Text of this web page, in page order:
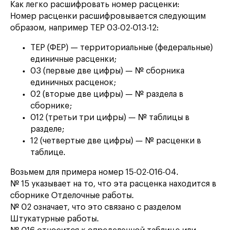
Как легко расшифровать номер расценки:
Номер расценки расшифровывается следующим
образом, например ТЕР 03-02-013-12:
ТЕР (ФЕР) — территориальные (федеральные)
единичные расценки;
03 (первые две цифры) — № сборника
единичных расценок;
02 (вторые две цифры) — № раздела в
сборнике;
012 (третьи три цифры) — № таблицы в
разделе;
12 (четвертые две цифры) — № расценки в
таблице.
Возьмем для примера номер 15-02-016-04.
№ 15 указывает на то, что эта расценка находится в
сборнике Отделочные работы.
№ 02 означает, что это связано с разделом
Штукатурные работы.